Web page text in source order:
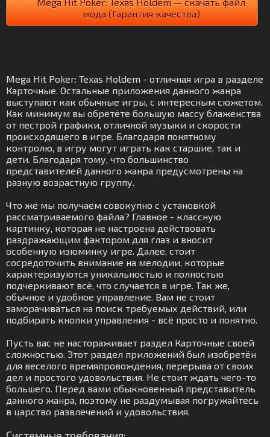
мода (Гарантия качества)
Mega Hit Poker: Texas Holdem - отличная игра в разделе
Карточные. Остальные приложения данного жанра
выступают как обычные игры, с интересным сюжетом.
Как минимум вы обретёте большую массу блаженства
от пестрой графики, отличной музыки и скорости
происходящего в игре. Благодаря понятному
контролю, в игру могут играть как старшие, так и
дети. Благодаря тому, что большинство
представителей данного жанра предусмотрены на
разную возрастную группу.
Что же мы получаем совокупно с установкой
рассматриваемого файла? Главное - классную
картинку, которая не настроена действовать
раздражающим фактором для глаз и вносит
особенную изюминку игре. Далее, стоит
сосредоточить внимание на мелодии, которые
характеризуются уникальностью и полностью
подчеркивают всё, что случается в игре. Так же,
обычное и удобное управление. Вам не стоит
заморачиваться на поиск требуемых действий, или
подбирать кнопки управления - всё просто и понятно.
Пусть вас не настораживает раздел Карточные своей
сложностью. Этот раздел приложений был изобретён
для веселого времяпровождения, перерыва от своих
дел и простого удовольствия. Не стоит ждать чего-то
большего. Перед вами обыкновенный представитель
данного жанра, поэтому не раздумывая погружайтесь
в царство развлечений и удовольствия.